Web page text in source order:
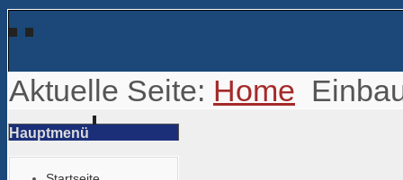
Aktuelle Seite: Home
Hauptmenü